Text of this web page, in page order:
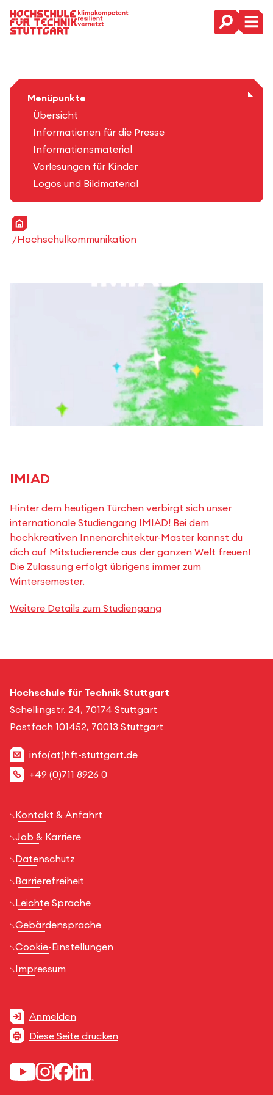
Hauptnavigation
Menüpunkte
Übersicht
Informationen für die Presse
Informationsmaterial
Vorlesungen für Kinder
Logos und Bildmaterial
Startseite
Hochschulkommunikation
IMIAD
Hinter dem heutigen Türchen verbirgt sich unser
internationale Studiengang IMIAD! Bei dem
hochkreativen Innenarchitektur-Master kannst du
dich auf Mitstudierende aus der ganzen Welt freuen!
Die Zulassung erfolgt übrigens immer zum
Wintersemester.
Weitere Details zum Studiengang
Hochschule für Technik Stuttgart
Schellingstr. 24, 70174 Stuttgart
Postfach 101452, 70013 Stuttgart
info(at)hft-stuttgart.de
+49 (0)711 8926 0
Kontakt & Anfahrt
Job & Karriere
Datenschutz
Barrierefreiheit
Leichte Sprache
Gebärdensprache
Cookie-Einstellungen
Impressum
Anmelden
Diese Seite drucken